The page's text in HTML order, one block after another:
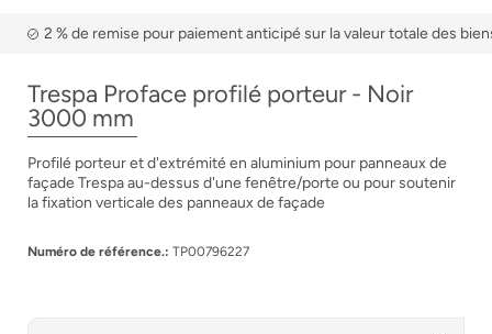
2 % de remise pour paiement anticipé sur la valeur totale des
Trespa Proface profilé porteur - Noir
3000 mm
Profilé porteur et d'extrémité en aluminium pour panneaux de
façade Trespa au-dessus d'une fenêtre/porte ou pour soutenir
la fixation verticale des panneaux de façade
Numéro de référence.: TP00796227